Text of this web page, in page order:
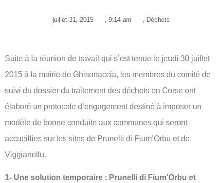
juillet 31, 2015 9:14 am Déchets
Suite à la réunion de travail qui s’est tenue le jeudi 30 juillet
2015 à la mairie de Ghisonaccia, les membres du comité de
suivi du dossier du traitement des déchets en Corse ont
élaboré un protocole d’engagement destiné à imposer un
modèle de bonne conduite aux communes qui seront
accueillies sur les sites de Prunelli di Fium’Orbu et de
Viggianellu.
1- Une solution temporaire : Prunelli di Fium’Orbu et